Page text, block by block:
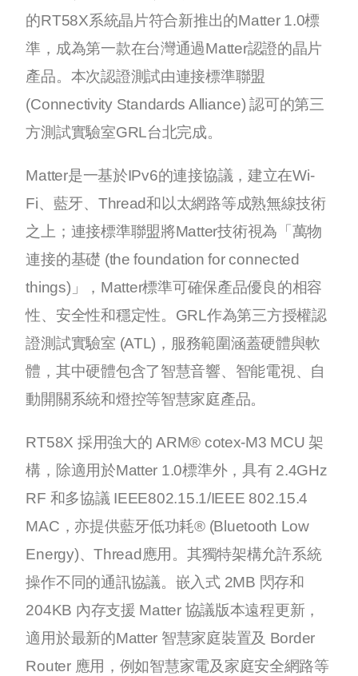
的RT58X系統晶片符合新推出的Matter 1.0標
準，成為第一款在台灣通過Matter認證的晶片
產品。本次認證測試由連接標準聯盟
(Connectivity Standards Alliance) 認可的第三
方測試實驗室GRL台北完成。
Matter是一基於IPv6的連接協議，建立在Wi-
Fi、藍牙、Thread和以太網路等成熟無線技術
之上；連接標準聯盟將Matter技術視為「萬物
連接的基礎 (the foundation for connected
things)」，Matter標準可確保產品優良的相容
性、安全性和穩定性。GRL作為第三方授權認
證測試實驗室 (ATL)，服務範圍涵蓋硬體與軟
體，其中硬體包含了智慧音響、智能電視、自
動開關系統和燈控等智慧家庭產品。
RT58X 採用強大的 ARM® cotex-M3 MCU 架
構，除適用於Matter 1.0標準外，具有 2.4GHz
RF 和多協議 IEEE802.15.1/IEEE 802.15.4
MAC，亦提供藍牙低功耗® (Bluetooth Low
Energy)、Thread應用。其獨特架構允許系統
操作不同的通訊協議。嵌入式 2MB 閃存和
204KB 內存支援 Matter 協議版本遠程更新，
適用於最新的Matter 智慧家庭裝置及 Border
Router 應用，例如智慧家電及家庭安全網路等